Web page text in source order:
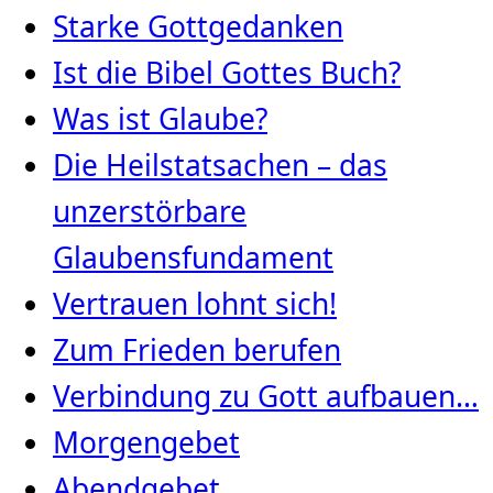
Starke Gottgedanken
Ist die Bibel Gottes Buch?
Was ist Glaube?
Die Heilstatsachen – das
unzerstörbare
Glaubensfundament
Vertrauen lohnt sich!
Zum Frieden berufen
Verbindung zu Gott aufbauen…
Morgengebet